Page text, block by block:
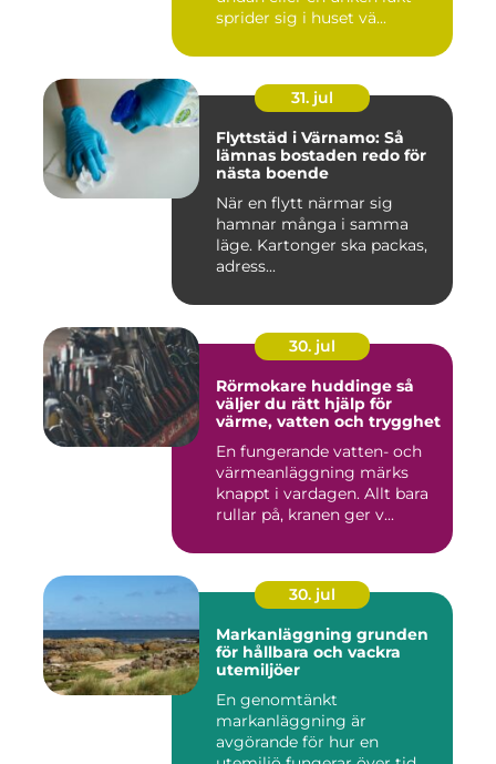
sprider sig i huset vä...
31. jul
Flyttstäd i Värnamo: Så
lämnas bostaden redo för
nästa boende
När en flytt närmar sig
hamnar många i samma
läge. Kartonger ska packas,
adress...
30. jul
Rörmokare huddinge så
väljer du rätt hjälp för
värme, vatten och trygghet
En fungerande vatten- och
värmeanläggning märks
knappt i vardagen. Allt bara
rullar på, kranen ger v...
30. jul
Markanläggning grunden
för hållbara och vackra
utemiljöer
En genomtänkt
markanläggning är
avgörande för hur en